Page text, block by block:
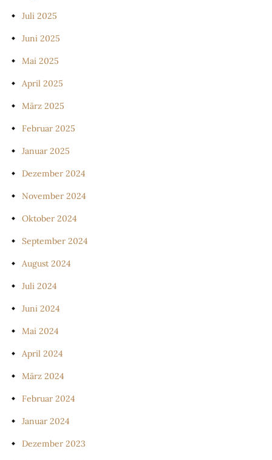
Juli 2025
Juni 2025
Mai 2025
April 2025
März 2025
Februar 2025
Januar 2025
Dezember 2024
November 2024
Oktober 2024
September 2024
August 2024
Juli 2024
Juni 2024
Mai 2024
April 2024
März 2024
Februar 2024
Januar 2024
Dezember 2023